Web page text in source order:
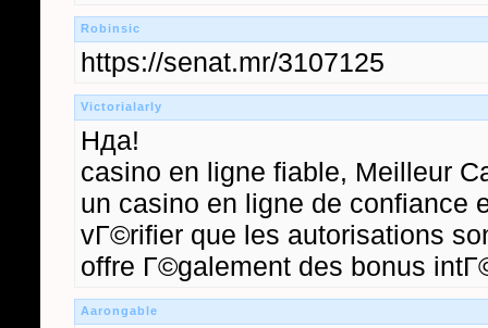
Robinsic
https://senat.mr/3107125
Victorialarly
Нда!
casino en ligne fiable, Meilleur
un casino en ligne de confiance
vГ©rifier que les autorisations
offre Г©galement des bonus
Aarongable